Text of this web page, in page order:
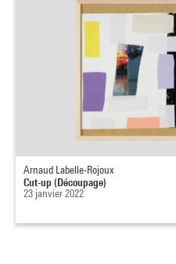
Arnaud Labelle-Rojoux
Cut-up (Découpage)
23 janvier 2022